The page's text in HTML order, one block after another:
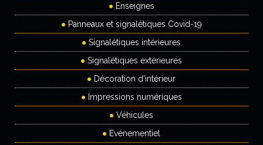
Enseignes
Panneaux et signalétiques Covid-19
Signalétiques intérieures
Signalétiques extérieures
Décoration d'intérieur
Impressions numériques
Véhicules
Evénementiel